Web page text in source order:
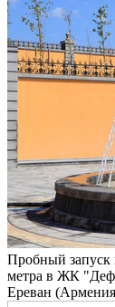
Пробный запуск
метра в ЖК
Ереван